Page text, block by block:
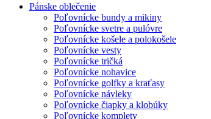
Pánske oblečenie
Poľovnícke bundy a mikiny
Poľovnícke svetre a pulóvre
Poľovnícke košele a polokošele
Poľovnícke vesty
Poľovnícke tričká
Poľovnícke nohavice
Poľovnícke golfky a kraťasy
Poľovnícke návleky
Poľovnícke čiapky a klobúky
Poľovnícke komplety